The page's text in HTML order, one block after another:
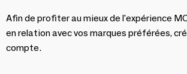
Afin de profiter au mieux de l'expérience
en relation avec vos marques préférées,
compte.